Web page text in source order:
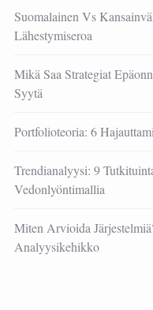
Suomalainen Vs
Lähestymiseroa
Mikä Saa Strategiat
Syytä
Portfolioteoria: 6
Trendianalyysi: 9
Vedonlyöntimallia
Miten Arvioida
Analyysikehikko